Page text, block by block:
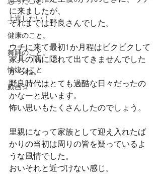
思ったこと
上達したい！
健康のこと。
舞踊のこと。
愉快なこと
動画☆
に来ましたが、
それまでは野良さんでした。
ウチに来て最初1か月程はビクビクして
家具の隅に隠れて出てきませんでした
からね。
野良時代はとても過酷な日々だったの
かなーと思います。
怖い思いもたくさんしたのでしょう。
里親になって家族として迎え入れたば
かりの当初は周りの皆を疑っているよ
うな風情でした。
おいそれと近づけない感じ。